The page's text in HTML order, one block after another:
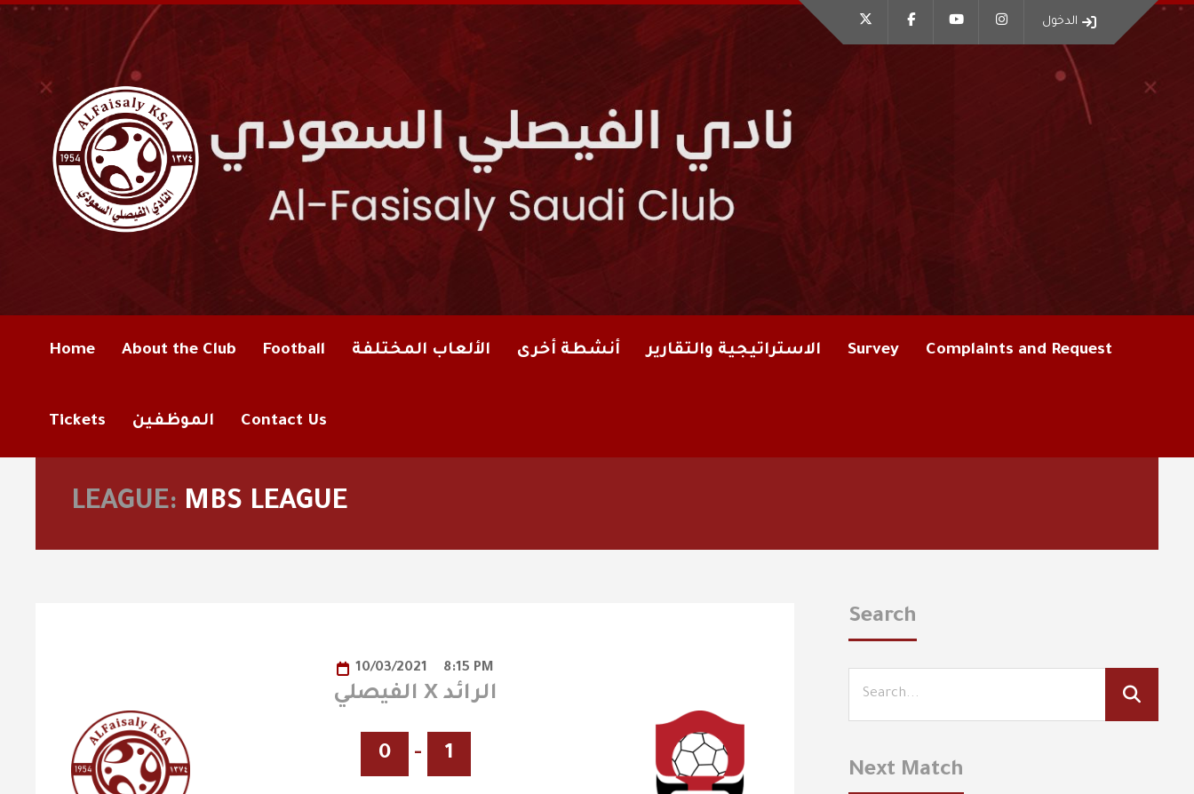
الدخول
Home About the Club Football الألعاب المختلفة أنشطة أخرى الاستراتيجية والتقارير Survey Complaints and Request
Tickets الموظفين Contact Us
LEAGUE: MBS LEAGUE
10/03/2021 8:15 PM
الفيصلي X الرائد
0 - 1
Search
Next Match